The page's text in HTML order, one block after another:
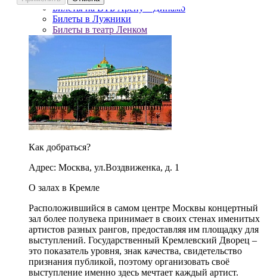
Билеты на ВТБ Арену – Динамо
Билеты в Лужники
Билеты в театр Ленком
Как добраться?
Адрес: Москва, ул.Воздвиженка, д. 1
О залах в Кремле
Расположившийся в самом центре Москвы концертный
зал более полувека принимает в своих стенах именитых
артистов разных рангов, предоставляя им площадку для
выступлений. Государственный Кремлевский Дворец –
это показатель уровня, знак качества, свидетельство
признания публикой, поэтому организовать своё
выступление именно здесь мечтает каждый артист.